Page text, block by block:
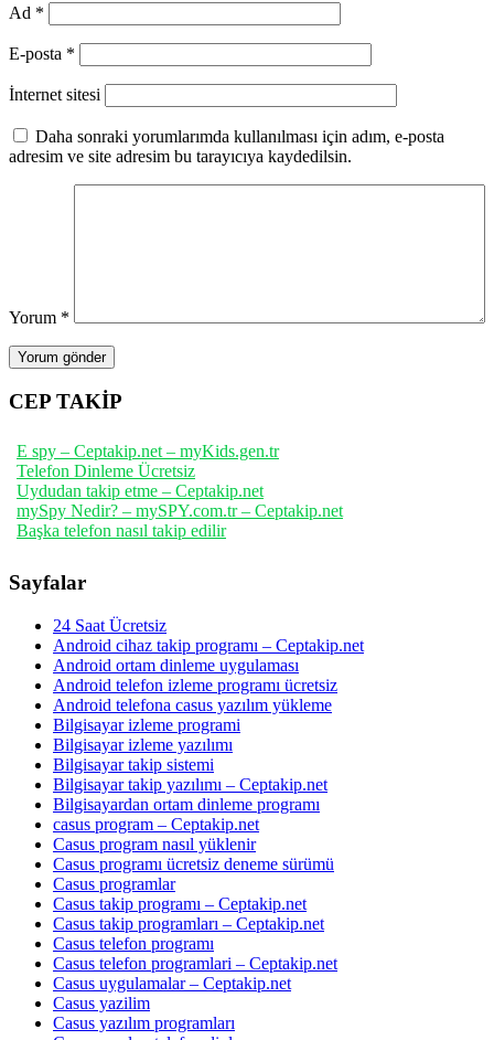
Ad *
E-posta *
İnternet sitesi
Daha sonraki yorumlarımda kullanılması için adım, e-posta
adresim ve site adresim bu tarayıcıya kaydedilsin.
Yorum *
CEP TAKİP
E spy – Ceptakip.net – myKids.gen.tr
Telefon Dinleme Ücretsiz
Uydudan takip etme – Ceptakip.net
mySpy Nedir? – mySPY.com.tr – Ceptakip.net
Başka telefon nasıl takip edilir
Sayfalar
24 Saat Ücretsiz
Android cihaz takip programı – Ceptakip.net
Android ortam dinleme uygulaması
Android telefon izleme programı ücretsiz
Android telefona casus yazılım yükleme
Bilgisayar izleme programi
Bilgisayar izleme yazılımı
Bilgisayar takip sistemi
Bilgisayar takip yazılımı – Ceptakip.net
Bilgisayardan ortam dinleme programı
casus program – Ceptakip.net
Casus program nasıl yüklenir
Casus programı ücretsiz deneme sürümü
Casus programlar
Casus takip programı – Ceptakip.net
Casus takip programları – Ceptakip.net
Casus telefon programı
Casus telefon programlari – Ceptakip.net
Casus uygulamalar – Ceptakip.net
Casus yazilim
Casus yazılım programları